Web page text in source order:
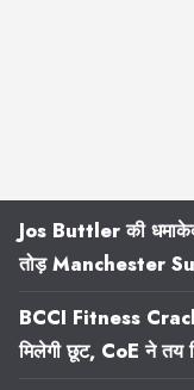
Jos Buttler की
तोड़ Manchester
BCCI Fitness
मिलेगी छूट, CoE ने तय